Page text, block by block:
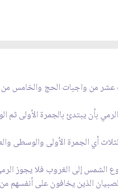
عشر من واجبات الحج والخامس
بأن يبتدئ بالجمرة الأولى ثم
أي الجمرة الأولى والوسطى
الشمس إلى الغروب فلا يجوز
الذين يخافون على أنفسهم